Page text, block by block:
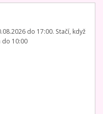
do 17:00. Stačí, když
10:00